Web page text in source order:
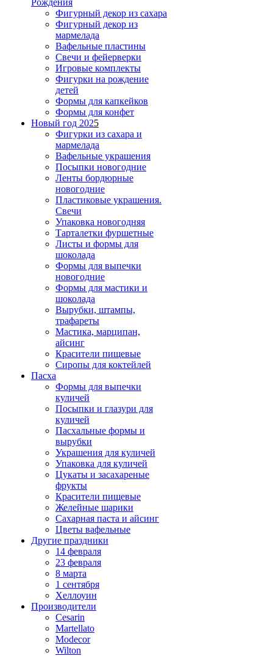
Фигурный декор из сахара
Фигурный декор из
мармелада
Вафельные пластины
Свечи и фейерверки
Игровые комплекты
Фигурки на рождение
детей
Формы для капкейков
Формы для конфет
Новый год 2025
Фигурки из сахара и
мармелада
Вафельные украшения
Посыпки новогодние
Ленты бордюрные
новогодние
Пластиковые украшения.
Свечи
Упаковка новогодняя
Тарталетки фуршетные
Листы и формы для
шоколада
Формы для выпечки
новогодние
Формы для мастики и
шоколада
Вырубки, штампы,
трафареты
Мастика, марципан,
айсинг
Красители пищевые
Сиропы для коктейлей
Пасха
Формы для выпечки
куличей
Посыпки и глазури для
куличей
Пасхальные формы и
вырубки
Украшения для куличей
Упаковка для куличей
Цукаты и засахареные
фрукты
Красители пищевые
Желейные шарики
Сахарная паста и айсинг
Цветы вафельные
Другие праздники
14 февраля
23 февраля
8 марта
1 сентября
Хеллоуин
Производители
Cesarin
Martellato
Modecor
Wilton